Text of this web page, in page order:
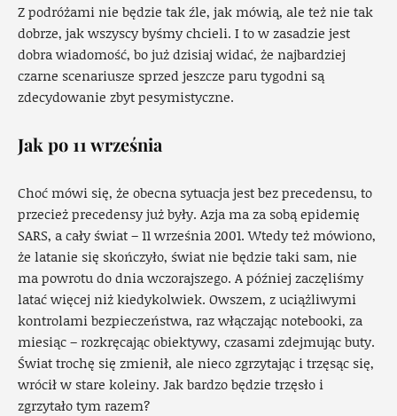
Z podróżami nie będzie tak źle, jak mówią, ale też nie tak
dobrze, jak wszyscy byśmy chcieli. I to w zasadzie jest
dobra wiadomość, bo już dzisiaj widać, że najbardziej
czarne scenariusze sprzed jeszcze paru tygodni są
zdecydowanie zbyt pesymistyczne.
Jak po 11 września
Choć mówi się, że obecna sytuacja jest bez precedensu, to
przecież precedensy już były. Azja ma za sobą epidemię
SARS, a cały świat – 11 września 2001. Wtedy też mówiono,
że latanie się skończyło, świat nie będzie taki sam, nie
ma powrotu do dnia wczorajszego. A później zaczęliśmy
latać więcej niż kiedykolwiek. Owszem, z uciążliwymi
kontrolami bezpieczeństwa, raz włączając notebooki, za
miesiąc – rozkręcając obiektywy, czasami zdejmując buty.
Świat trochę się zmienił, ale nieco zgrzytając i trzęsąc się,
wrócił w stare koleiny. Jak bardzo będzie trzęsło i
zgrzytało tym razem?